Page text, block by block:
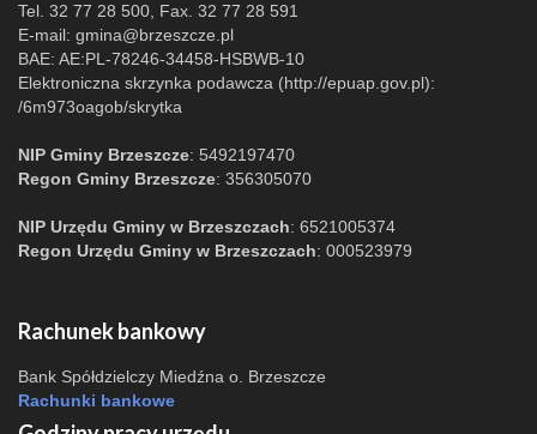
Tel. 32 77 28 500, Fax. 32 77 28 591
E-mail: gmina@brzeszcze.pl
BAE: AE:PL-78246-34458-HSBWB-10
Elektroniczna skrzynka podawcza (http://epuap.gov.pl):
/6m973oagob/skrytka
NIP Gminy Brzeszcze: 5492197470
Regon Gminy Brzeszcze: 356305070
NIP Urzędu Gminy w Brzeszczach: 6521005374
Regon Urzędu Gminy w Brzeszczach: 000523979
Rachunek bankowy
Bank Spółdzielczy Miedźna o. Brzeszcze
Rachunki bankowe